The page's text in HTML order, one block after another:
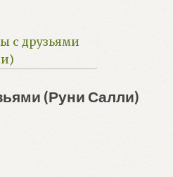
(Руни Салли)